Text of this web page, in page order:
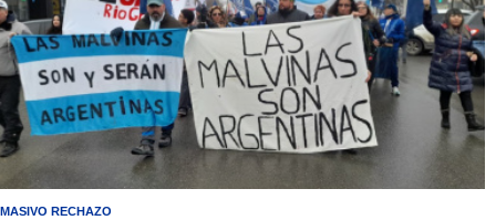
MASIVO RECHAZO